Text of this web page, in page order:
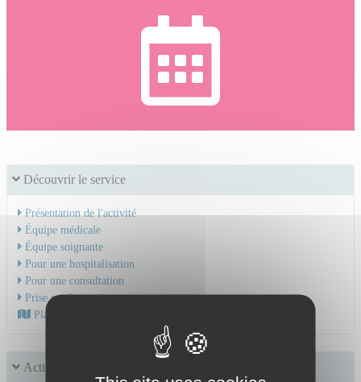
Découvrir le service
Présentation de l'activité
Équipe médicale
Équipe soignante
Pour une hospitalisation
Pour une consultation
Prise en charge du cancer
Plan d'accès au CHU
Activités chirurgicales